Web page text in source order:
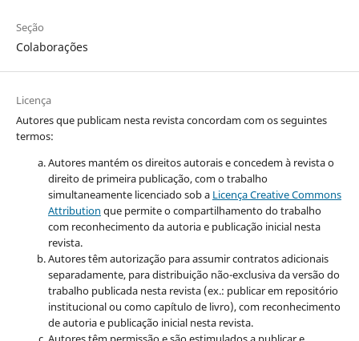
Seção
Colaborações
Licença
Autores que publicam nesta revista concordam com os seguintes
termos:
Autores mantém os direitos autorais e concedem à revista o
direito de primeira publicação, com o trabalho
simultaneamente licenciado sob a Licença Creative Commons
Attribution que permite o compartilhamento do trabalho
com reconhecimento da autoria e publicação inicial nesta
revista.
Autores têm autorização para assumir contratos adicionais
separadamente, para distribuição não-exclusiva da versão do
trabalho publicada nesta revista (ex.: publicar em repositório
institucional ou como capítulo de livro), com reconhecimento
de autoria e publicação inicial nesta revista.